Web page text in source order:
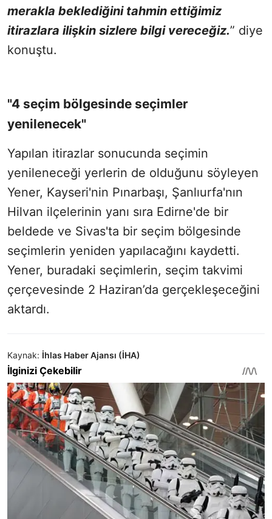
merakla beklediğini tahmin ettiğimiz
itirazlara ilişkin sizlere bilgi vereceğiz.” diye
konuştu.
"4 seçim bölgesinde seçimler
yenilenecek"
Yapılan itirazlar sonucunda seçimin
yenileneceği yerlerin de olduğunu söyleyen
Yener, Kayseri'nin Pınarbaşı, Şanlıurfa'nın
Hilvan ilçelerinin yanı sıra Edirne'de bir
beldede ve Sivas'ta bir seçim bölgesinde
seçimlerin yeniden yapılacağını kaydetti.
Yener, buradaki seçimlerin, seçim takvimi
çerçevesinde 2 Haziran’da gerçekleşeceğini
aktardı.
Kaynak: İhlas Haber Ajansı (İHA)